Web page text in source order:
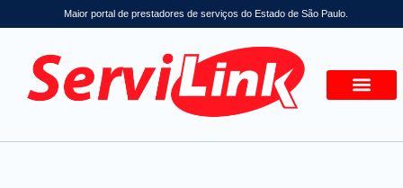
Maior portal de prestadores de serviços do Estado de São Paulo.